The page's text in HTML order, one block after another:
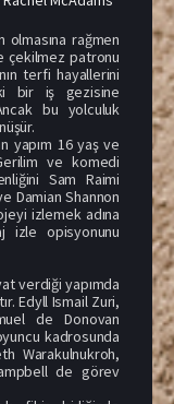
olmasına rağmen
çekilmez patronu
terfi hayallerini
bir iş gezisine
bu yolculuk
yapım 16 yaş ve
ve komedi
Sam Raimi
Damian Shannon
izlemek adına
izle opisyonunu
verdiği yapımda
Edyll Ismail Zuri,
de Donovan
kadrosunda
Warakulnukroh,
de görev